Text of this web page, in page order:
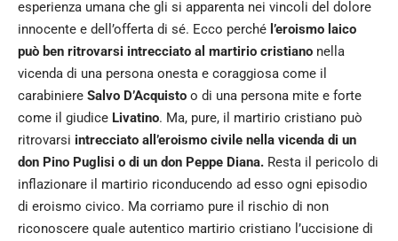
esperienza umana che gli si apparenta nei vincoli del dolore
innocente e dell’offerta di sé. Ecco perché l’eroismo laico
può ben ritrovarsi intrecciato al martirio cristiano nella
vicenda di una persona onesta e coraggiosa come il
carabiniere Salvo D’Acquisto o di una persona mite e forte
come il giudice Livatino. Ma, pure, il martirio cristiano può
ritrovarsi intrecciato all’eroismo civile nella vicenda di un
don Pino Puglisi o di un don Peppe Diana. Resta il pericolo di
inflazionare il martirio riconducendo ad esso ogni episodio
di eroismo civico. Ma corriamo pure il rischio di non
riconoscere quale autentico martirio cristiano l’uccisione di